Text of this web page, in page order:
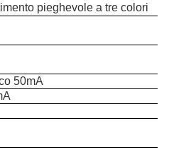
pieghevole a tre colori
50mA